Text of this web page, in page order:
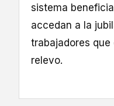
sistema
accedan a la
trabajadores
relevo.